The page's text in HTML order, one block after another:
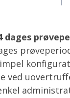
dages
ved